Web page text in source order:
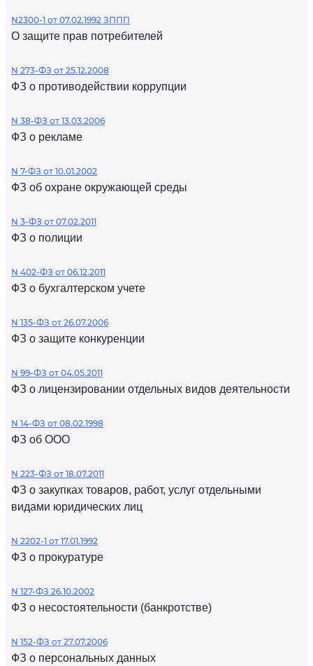
N2300-1 от 07.02.1992 ЗППП
О защите прав потребителей
N 273-ФЗ от 25.12.2008
ФЗ о противодействии коррупции
N 38-ФЗ от 13.03.2006
ФЗ о рекламе
N 7-ФЗ от 10.01.2002
ФЗ об охране окружающей среды
N 3-ФЗ от 07.02.2011
ФЗ о полиции
N 402-ФЗ от 06.12.2011
ФЗ о бухгалтерском учете
N 135-ФЗ от 26.07.2006
ФЗ о защите конкуренции
N 99-ФЗ от 04.05.2011
ФЗ о лицензировании отдельных видов деятельности
N 14-ФЗ от 08.02.1998
ФЗ об ООО
N 223-ФЗ от 18.07.2011
ФЗ о закупках товаров, работ, услуг отдельными
видами юридических лиц
N 2202-1 от 17.01.1992
ФЗ о прокуратуре
N 127-ФЗ 26.10.2002
ФЗ о несостоятельности (банкротстве)
N 152-ФЗ от 27.07.2006
ФЗ о персональных данных